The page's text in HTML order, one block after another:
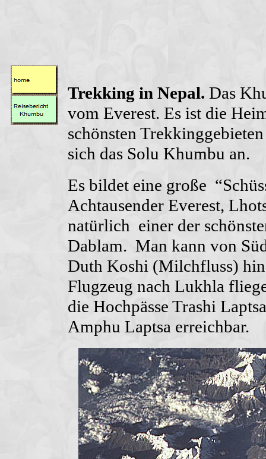
Trekking in Nepal. Das
vom Everest. Es ist die
schönsten
sich das Solu Khumbu an.
Es bildet eine große
Achtausender Everest,
natürlich einer der
Dablam. Man kann von
Duth Koshi (Milchfluss)
Flugzeug nach Lukhla
die Hochpässe Trashi
Amphu Laptsa erreichbar.